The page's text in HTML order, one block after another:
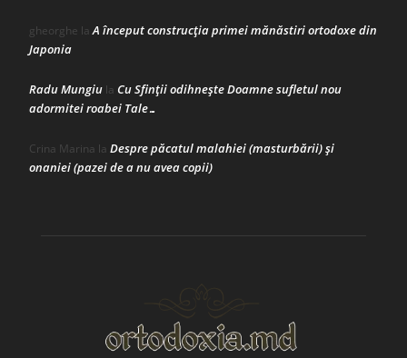
gheorghe laA început construcţia primei mănăstiri ortodoxe din
Japonia
Radu Mungiu la Cu Sfinții odihnește Doamne sufletul nou
adormitei roabei Tale…
Crina Marina la Despre păcatul malahiei (masturbării) şi
onaniei (pazei de a nu avea copii)